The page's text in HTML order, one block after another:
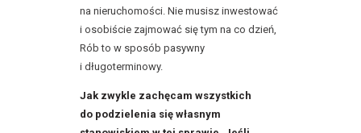
na nieruchomości. Nie musisz inwestować
i osobiście zajmować się tym na co dzień,
Rób to w sposób pasywny
i długoterminowy.
Jak zwykle zachęcam wszystkich
do podzielenia się własnym